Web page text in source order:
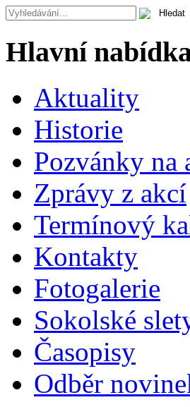
Hlavní
Aktuality
Historie
Pozvánky na
Zprávy z akcí
Termínový
Kontakty
Fotogalerie
Sokolské
Časopisy
Odběr